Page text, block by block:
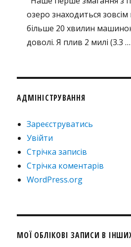
озеро знаходиться
більше 20 хвилин
доволі. Я плив 2 милі (3.3 …
АДМІНІСТРУВАННЯ
Зареєструватись
Увійти
Стрічка записів
Стрічка коментарів
WordPress.org
МОЇ ОБЛІКОВІ ЗАПИСИ В